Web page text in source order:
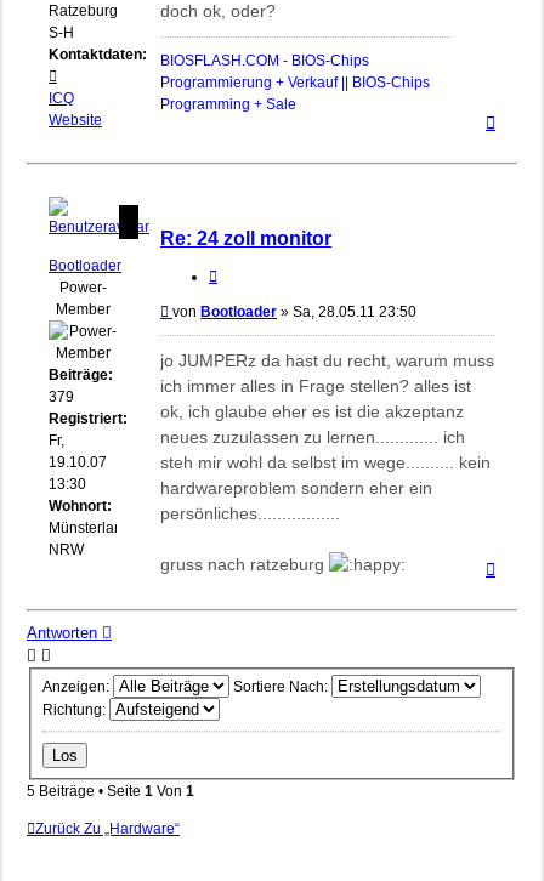
Ratzeburg,
S-H
Kontaktdaten:
von
biosflash
ICQ
Website
doch ok, oder?
BIOSFLASH.COM - BIOS-Chips
Programmierung + Verkauf || BIOS-Chips
Programming + Sale
Bootloader
Power-
Member
Beiträge:
379
Registriert:
Fr,
19.10.07
13:30
Wohnort:
Münsterland
NRW
Re: 24 zoll monitor
Beitrag
von Bootloader » Sa, 28.05.11 23:50
jo JUMPERz da hast du recht, warum muss
ich immer alles in Frage stellen? alles ist
ok, ich glaube eher es ist die akzeptanz
neues zuzulassen zu lernen............. ich
steh mir wohl da selbst im wege.......... kein
hardwareproblem sondern eher ein
persönliches.................
gruss nach ratzeburg
Antworten
Anzeigen:
Sortiere Nach:
Richtung:
5 Beiträge • Seite 1 Von 1
Zurück Zu „Hardware“